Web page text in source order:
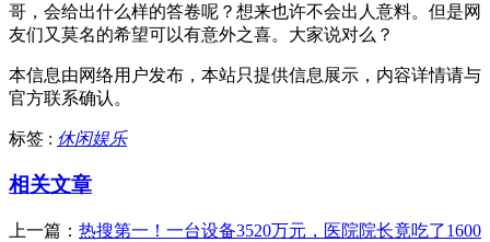
哥，会给出什么样的答卷呢？想来也许不会出人意料。但是网
友们又莫名的希望可以有意外之喜。大家说对么？
本信息由网络用户发布， 本站只提供信息展示，内容详情请与
官方联系确认。
标签 : 休闲娱乐
相关文章
上一篇： 热搜第一！一台设备3520万元，医院院长竟吃了1600